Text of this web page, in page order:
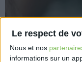
Le respect de
Nous et nos
informations sur un